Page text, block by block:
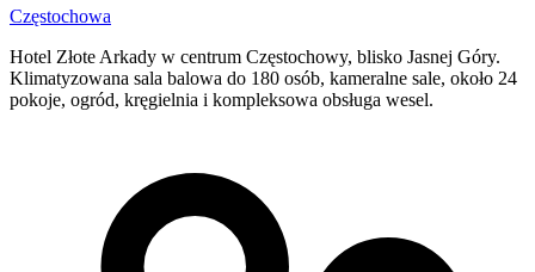
Częstochowa
Hotel Złote Arkady w centrum Częstochowy, blisko Jasnej Góry.
Klimatyzowana sala balowa do 180 osób, kameralne sale, około 24
pokoje, ogród, kręgielnia i kompleksowa obsługa wesel.